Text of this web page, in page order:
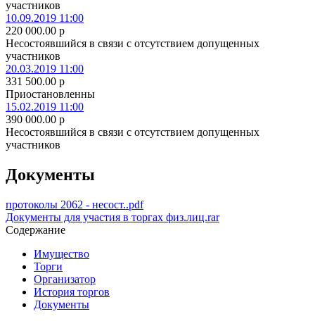
участников
10.09.2019 11:00
220 000.00 p
Несостоявшийся в связи с отсутствием допущенных
участников
20.03.2019 11:00
331 500.00 p
Приостановленны
15.02.2019 11:00
390 000.00 p
Несостоявшийся в связи с отсутствием допущенных
участников
Документы
протоколы 2062 - несост..pdf
Документы для участия в торгах физ.лиц.rar
Содержание
Имущество
Торги
Организатор
История торгов
Документы